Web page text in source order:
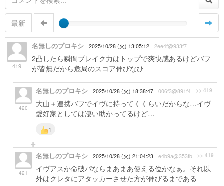
最新
419
名無しのプロキシ 2025/10/28 (火) 13:05:12 2ee4f@933f7
2凸したら瞬間ブレイク力はトップで爽快感あるけどバフ
が皆無だから危局のスコア伸びなひ
420
名無しのプロキシ 2025/10/28 (火) 18:38:47 006f3@891f4 >> 419
大山＋連携バフでイヴに持ってくくらいだからな…イヴ
愛好家としては凄い助かってるけど…
1
421
名無しのプロキシ 2025/10/28 (火) 21:04:23 e4b9a@353fb >> 419
イヴアスか命破パならまあまあ使える位かなぁ。それ以
外はクレタにアタッカーさせた方が伸びるまである